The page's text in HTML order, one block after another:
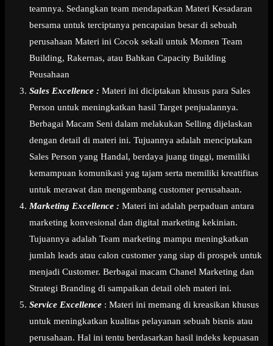
teamnya. Sedangkan team mendapatkan Materi Kesadaran
bersama untuk terciptanya pencapaian besar di sebuah
perusahaan Materi ini Cocok sekali untuk Momen Team
Building, Rakernas, atau Bahkan Capacity Building
Peusahaan
Sales Excellence : Materi ini diciptakan khusus para Sales
Person untuk meningkatkan hasil Target penjualannya.
Berbagai Macam Seni dalam melakukan Selling dijelaskan
dengan detail di materi ini. Tujuannya adalah menciptakan
Sales Person yang Handal, berdaya juang tinggi, memiliki
kemampuan komunikasi yag tajam serta memiliki kreatifitas
untuk merawat dan mengembang customer perusahaan.
Marketing Excellence : Materi ini adalah perpaduan antara
marketing konvesional dan digital marketing kekinian.
Tujuannya adalah Team marketing mampu meningkatkan
jumlah leads atau calon customer yang siap di prospek untuk
menjadi Customer. Berbagai macam Chanel Marketing dan
Strategi Branding di sampaikan detail oleh materi ini.
Service Excellence : Materi ini memang di kreasikan khusus
untuk meningkatkan kualitas pelayanan sebuah bisnis atau
perusahaan. Hal ini tentu berdasarkan hasil indeks kepuasan